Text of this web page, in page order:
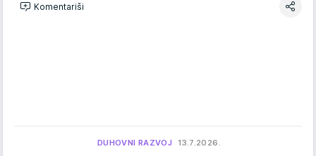
Komentariši
DUHOVNI RAZVOJ 13.7.2026.